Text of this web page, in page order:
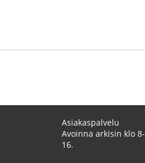
Asiakaspalvelu
Avoinna arkisin klo 8-
16.